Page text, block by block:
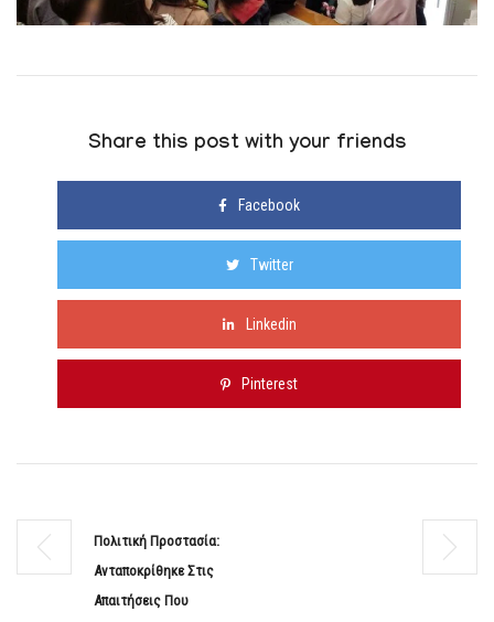
Share this post with your friends
Facebook
Twitter
Linkedin
Pinterest
Πολιτική Προστασία:
Ανταποκρίθηκε Στις
Απαιτήσεις Που